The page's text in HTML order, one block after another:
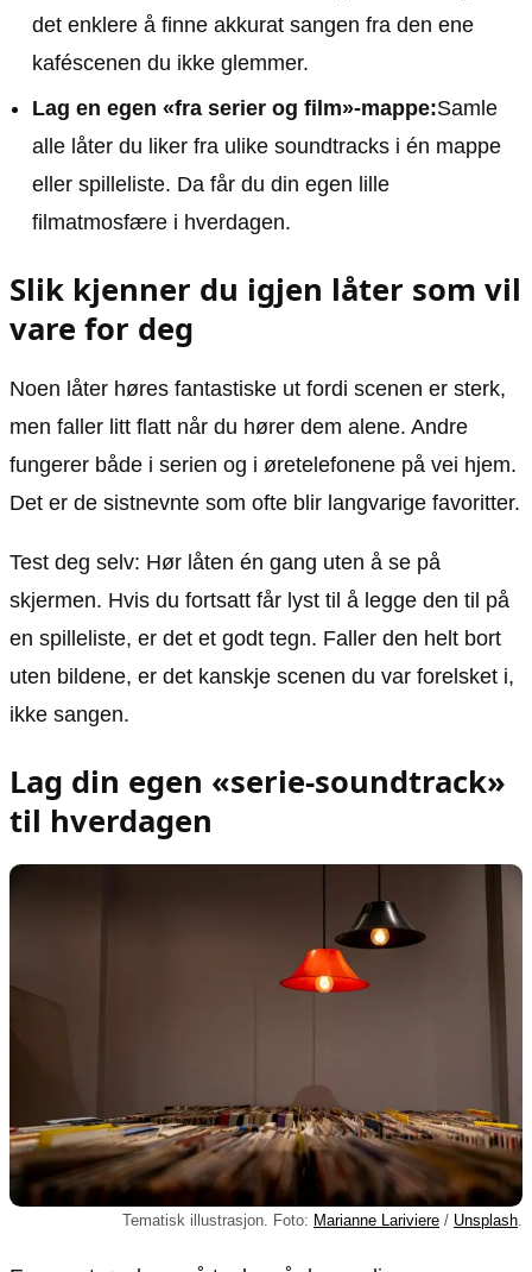
det enklere å finne akkurat sangen fra den ene
kaféscenen du ikke glemmer.
Lag en egen «fra serier og film»-mappe:Samle
alle låter du liker fra ulike soundtracks i én mappe
eller spilleliste. Da får du din egen lille
filmatmosfære i hverdagen.
Slik kjenner du igjen låter som vil
vare for deg
Noen låter høres fantastiske ut fordi scenen er sterk,
men faller litt flatt når du hører dem alene. Andre
fungerer både i serien og i øretelefonene på vei hjem.
Det er de sistnevnte som ofte blir langvarige favoritter.
Test deg selv: Hør låten én gang uten å se på
skjermen. Hvis du fortsatt får lyst til å legge den til på
en spilleliste, er det et godt tegn. Faller den helt bort
uten bildene, er det kanskje scenen du var forelsket i,
ikke sangen.
Lag din egen «serie-soundtrack»
til hverdagen
Tematisk illustrasjon. Foto: Marianne Lariviere / Unsplash